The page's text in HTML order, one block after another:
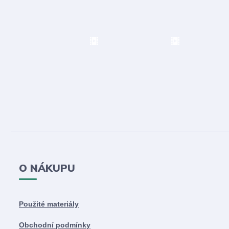
O NÁKUPU
Použité materiály
Obchodní podmínky